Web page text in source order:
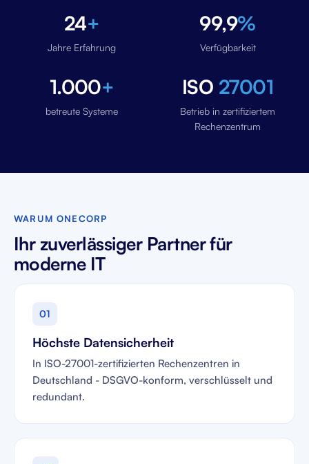
24+
Jahre Erfahrung
99,9%
Verfügbarkeit
1.000+
betreute Systeme
ISO 27001
Betrieb in zertifiziertem
Rechenzentrum
WARUM ONECORP
Ihr zuverlässiger Partner für
moderne IT
01
Höchste Datensicherheit
In ISO-27001-zertifizierten Rechenzentren in
Deutschland - DSGVO-konform, verschlüsselt und
redundant.